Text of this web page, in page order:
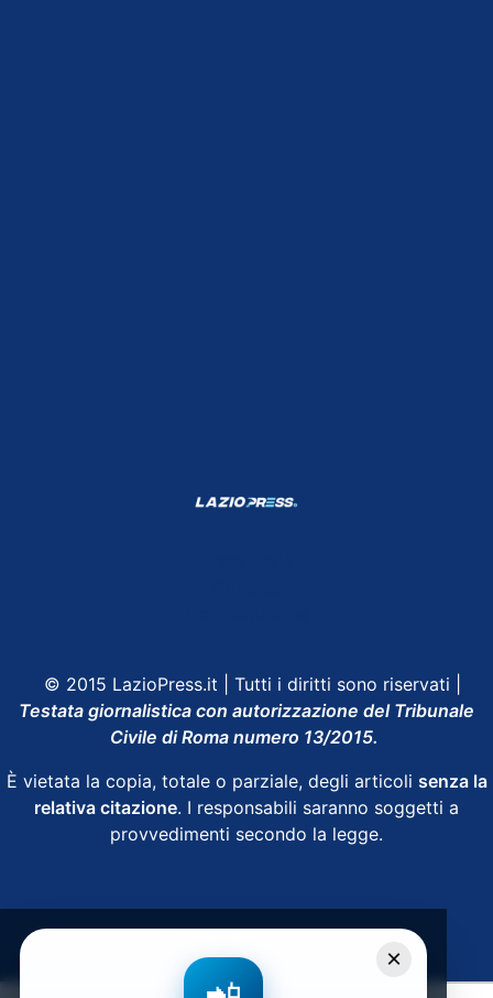
© 2015 LazioPress.it | Tutti i diritti sono riservati |
Testata giornalistica con autorizzazione del Tribunale
Civile di Roma numero 13/2015.
È vietata la copia, totale o parziale, degli articoli senza la
relativa citazione. I responsabili saranno soggetti a
provvedimenti secondo la legge.
×